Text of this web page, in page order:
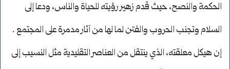
الحكمة والنصح، حيث قدم زهير رؤيته للحياة والناس، ودعا إلى
السلام وتجنب الحروب والفتن لما لها من آثار مدمرة على المجتمع .
إن هيكل معلقته، الذي ينتقل من العناصر التقليدية مثل النسيب إلى